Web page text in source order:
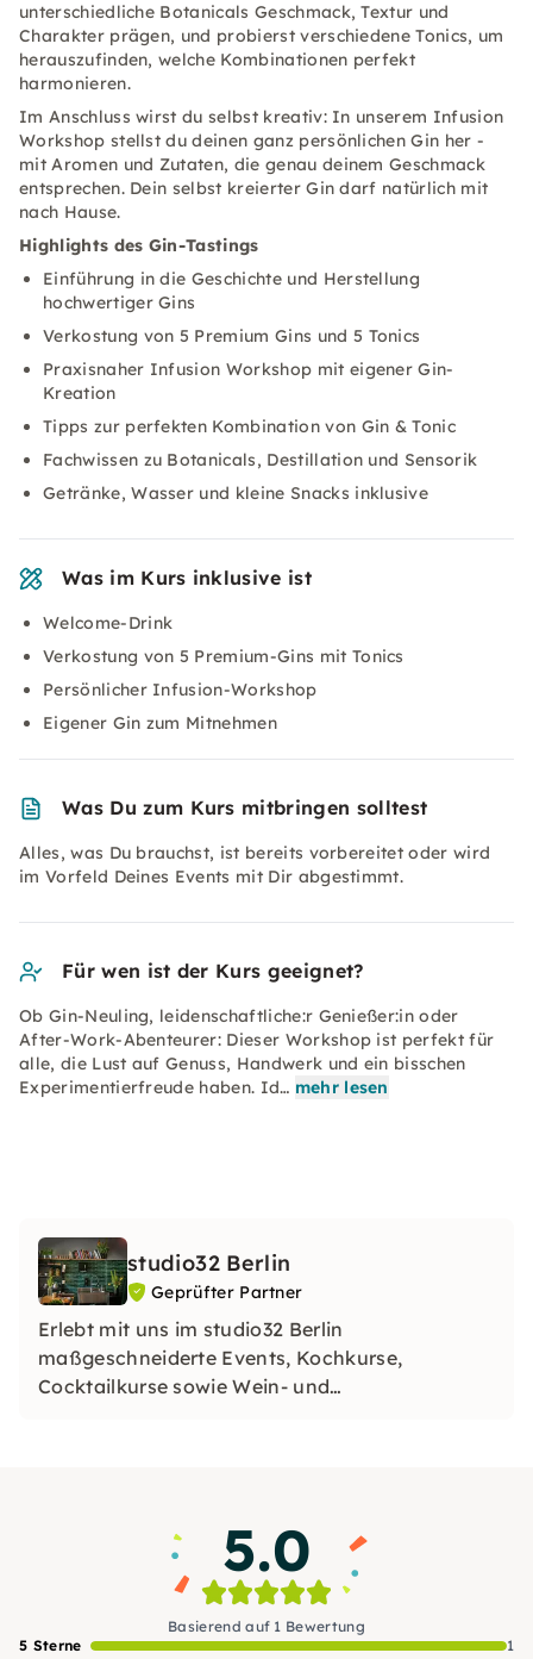
unterschiedliche Botanicals Geschmack, Textur und
Charakter prägen, und probierst verschiedene Tonics, um
herauszufinden, welche Kombinationen perfekt
harmonieren.
Im Anschluss wirst du selbst kreativ: In unserem Infusion
Workshop stellst du deinen ganz persönlichen Gin her -
mit Aromen und Zutaten, die genau deinem Geschmack
entsprechen. Dein selbst kreierter Gin darf natürlich mit
nach Hause.
Highlights des Gin-Tastings
Einführung in die Geschichte und Herstellung
hochwertiger Gins
Verkostung von 5 Premium Gins und 5 Tonics
Praxisnaher Infusion Workshop mit eigener Gin-
Kreation
Tipps zur perfekten Kombination von Gin & Tonic
Fachwissen zu Botanicals, Destillation und Sensorik
Getränke, Wasser und kleine Snacks inklusive
Was im Kurs inklusive ist
Welcome-Drink
Verkostung von 5 Premium-Gins mit Tonics
Persönlicher Infusion-Workshop
Eigener Gin zum Mitnehmen
Was Du zum Kurs mitbringen solltest
Alles, was Du brauchst, ist bereits vorbereitet oder wird
im Vorfeld Deines Events mit Dir abgestimmt.
Für wen ist der Kurs geeignet?
Ob Gin-Neuling, leidenschaftliche:r Genießer:in oder
After-Work-Abenteurer: Dieser Workshop ist perfekt für
alle, die Lust auf Genuss, Handwerk und ein bisschen
Experimentierfreude haben. Id… mehr lesen
studio32 Berlin
Geprüfter Partner
Erlebt mit uns im studio32 Berlin
maßgeschneiderte Events, Kochkurse,
Cocktailkurse sowie Wein- und
5.0
Basierend auf 1 Bewertung
5 Sterne
1